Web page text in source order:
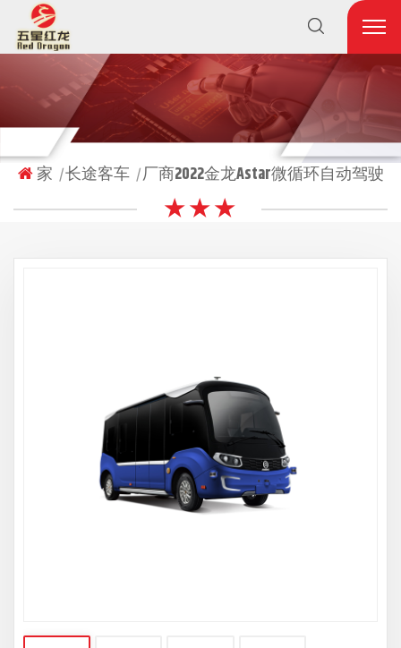
家 | 长途客车 | 厂商2022金龙Astar微循环自动驾驶
★ ★ ★